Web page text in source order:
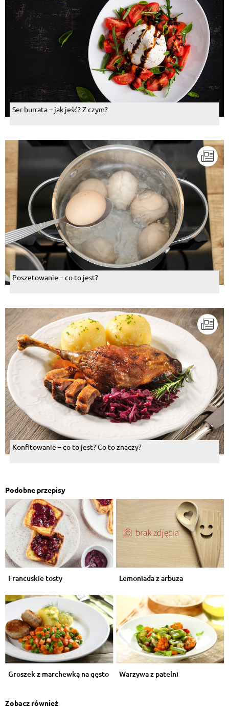
Ser burrata – jak jeść? Z czym?
Poszetowanie – co to jest?
Konfitowanie – co to jest? Co to znaczy?
Podobne przepisy
Francuskie tosty Lemoniada z arbuza
Groszek z marchewką na gęsto Warzywa z patelni
Zobacz również